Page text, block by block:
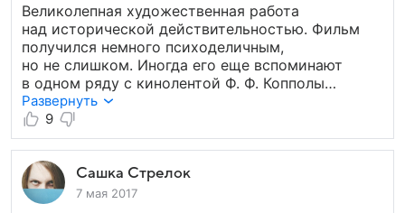
Великолепная художественная работа
над исторической действительностью. Фильм
получился немного психоделичным,
но не слишком. Иногда его еще вспоминают
в одном ряду с кинолентой Ф. Ф. Копполы
«Апокалипсис сегодня», который тоже в свою
очередь достаточно психоделичен, и может
в этом что-то есть, но мне все таки кажется,
что это два достаточно разных фильма.
Развернуть
9
Сашка Стрелок
7 мая 2017